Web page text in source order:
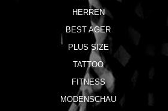
HERREN
BEST AGER
PLUS SIZE
TATTOO
FITNESS
MODENSCHAU